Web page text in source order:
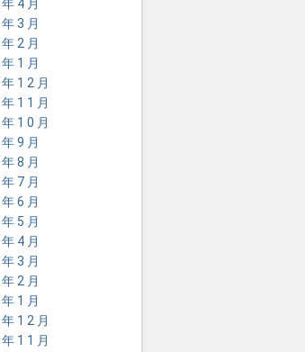
4月
3月
2月
1月
12月
11月
10月
9月
8月
7月
6月
5月
4月
3月
2月
1月
12月
11月